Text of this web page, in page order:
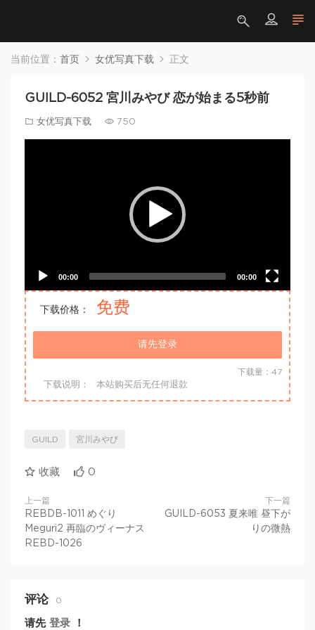
当前位置： 首页 女优写真下载 正文
GUILD-6052 宮川みやび 恋が始まる5秒前
女优写真下载 750
00:00 00:00
下载价格： 免费
请先登录
下载量：47
下载说明： 本站购买后无任何退款
GUILD 宮川みやび
收藏 0
上一篇
REBDB-1011 めぐり
Meguri2 再臨のヴィーナス
REBD-1026
下一篇
GUILD-6053 夏来唯 昼下が
りの微熱
评论 0
请先 登录 ！